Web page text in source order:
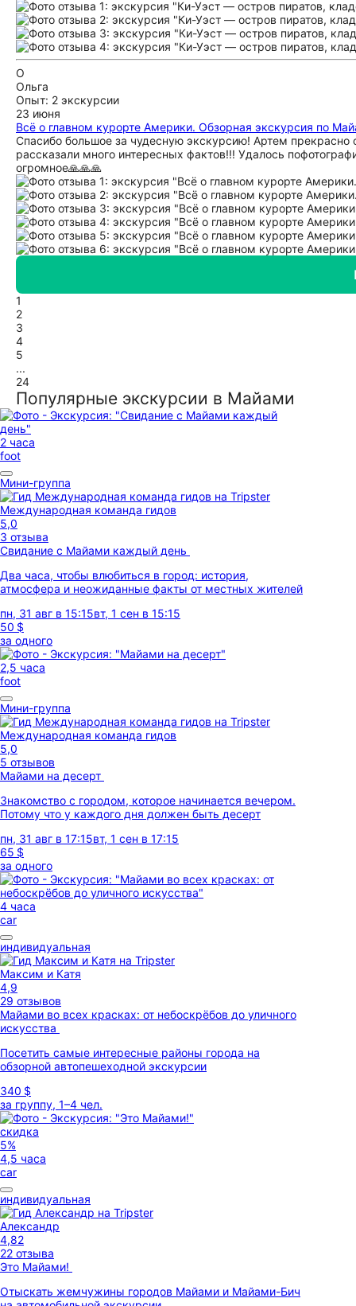
О
Ольга
Опыт: 2 экскурсии
23 июня
Всё о главном курорте Америки. Обзорная экскурсия по
Спасибо большое за чудесную экскурсию! Артем
рассказали много интересных фактов!!! Удалось
огромное🙏🙏🙏
1
2
3
4
5
...
24
Популярные экскурсии в Майами
2 часа
foot
Мини-группа
Международная команда гидов
5,0
3 отзыва
Свидание с Майами каждый день
Два часа, чтобы влюбиться в город: история,
атмосфера и неожиданные факты от местных жителей
пн, 31 авг в 15:15вт, 1 сен в 15:15
50 $
за одного
2,5 часа
foot
Мини-группа
Международная команда гидов
5,0
5 отзывов
Майами на десерт
Знакомство с городом, которое начинается вечером.
Потому что у каждого дня должен быть десерт
пн, 31 авг в 17:15вт, 1 сен в 17:15
65 $
за одного
4 часа
car
индивидуальная
Максим и Катя
4,9
29 отзывов
Майами во всех красках: от небоскрёбов до уличного
искусства
Посетить самые интересные районы города на
обзорной автопешеходной экскурсии
340 $
за группу, 1–4 чел.
скидка
5%
4,5 часа
car
индивидуальная
Александр
4,82
22 отзыва
Это Майами!
Отыскать жемчужины городов Майами и Майами-Бич